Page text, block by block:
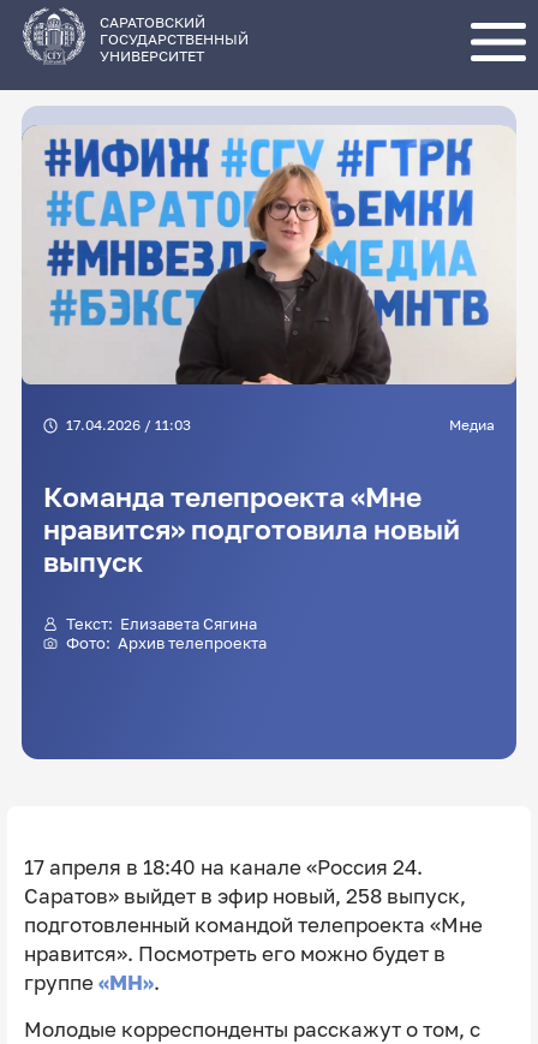
основному
содержанию
САРАТОВСКИЙ
ГОСУДАРСТВЕННЫЙ
УНИВЕРСИТЕТ
17.04.2026 / 11:03 Медиа
Команда телепроекта «Мне
нравится» подготовила новый
выпуск
Текст: Елизавета Сягина
Фото: Архив телепроекта
17 апреля в 18:40 на канале «Россия 24.
Саратов» выйдет в эфир новый, 258 выпуск,
подготовленный командой телепроекта «Мне
нравится». Посмотреть его можно будет в
группе «МН».
Молодые корреспонденты расскажут о том, с